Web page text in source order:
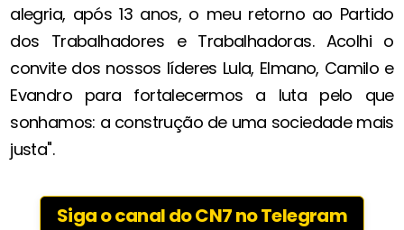
alegria, após 13 anos, o meu retorno ao Partido
dos Trabalhadores e Trabalhadoras. Acolhi o
convite dos nossos líderes Lula, Elmano, Camilo e
Evandro para fortalecermos a luta pelo que
sonhamos: a construção de uma sociedade mais
justa".
Siga o canal do CN7 no Telegram